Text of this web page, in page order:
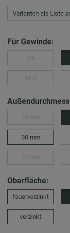
Varianten als Liste
Für Gewinde:
30 mm
Oberfläche:
feuerverzinkt
verzinkt